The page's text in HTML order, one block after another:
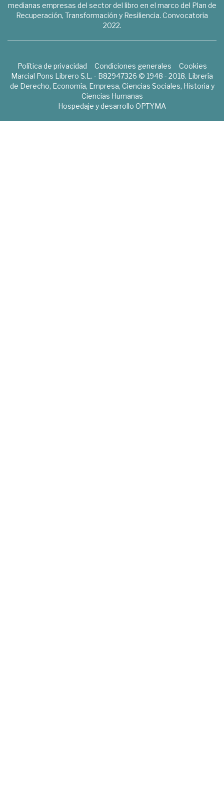
medianas empresas del sector del libro en el marco del Plan de
Recuperación, Transformación y Resiliencia. Convocatoria
2022.
Política de privacidad Condiciones generales
Cookies
Marcial Pons Librero S.L. - B82947326 © 1948 - 2018. Librería
de Derecho, Economía, Empresa, Ciencias Sociales, Historia y
Ciencias Humanas
Hospedaje y desarrollo OPTYMA